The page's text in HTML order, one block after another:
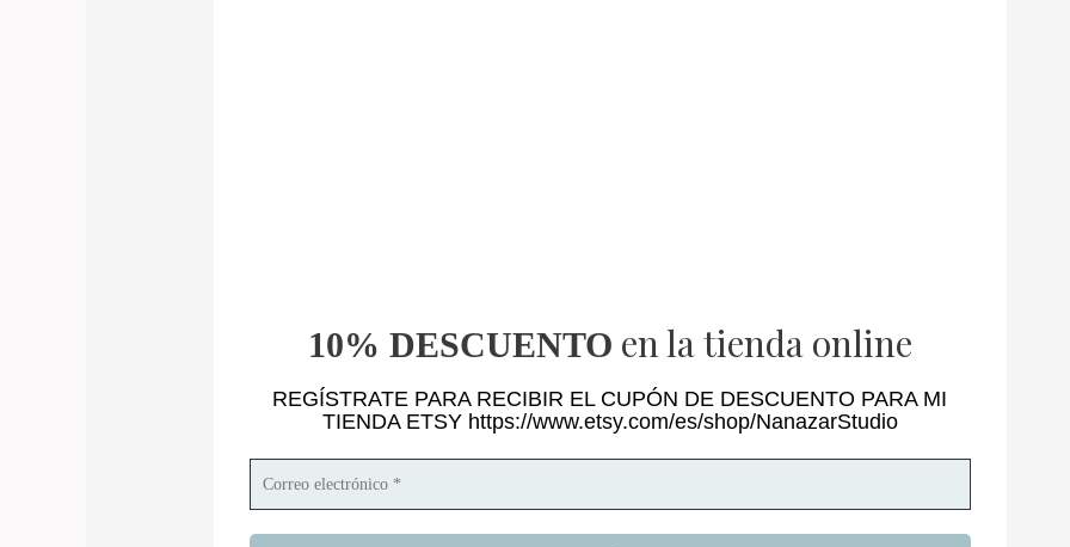
10% DESCUENTO en la tienda online
REGÍSTRATE PARA RECIBIR EL CUPÓN DE DESCUENTO PARA MI
TIENDA ETSY https://www.etsy.com/es/shop/NanazarStudio